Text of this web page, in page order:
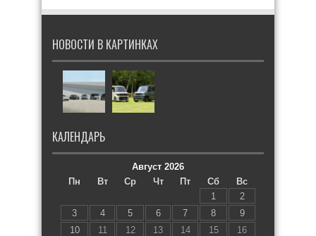
НОВОСТИ В КАРТИНКАХ
КАЛЕНДАРЬ
Август 2026
Пн
Вт Ср Чт Пт Сб
Вс
1
2
3
4 5 6 7 8
9
10
11 12 13 14 15
16